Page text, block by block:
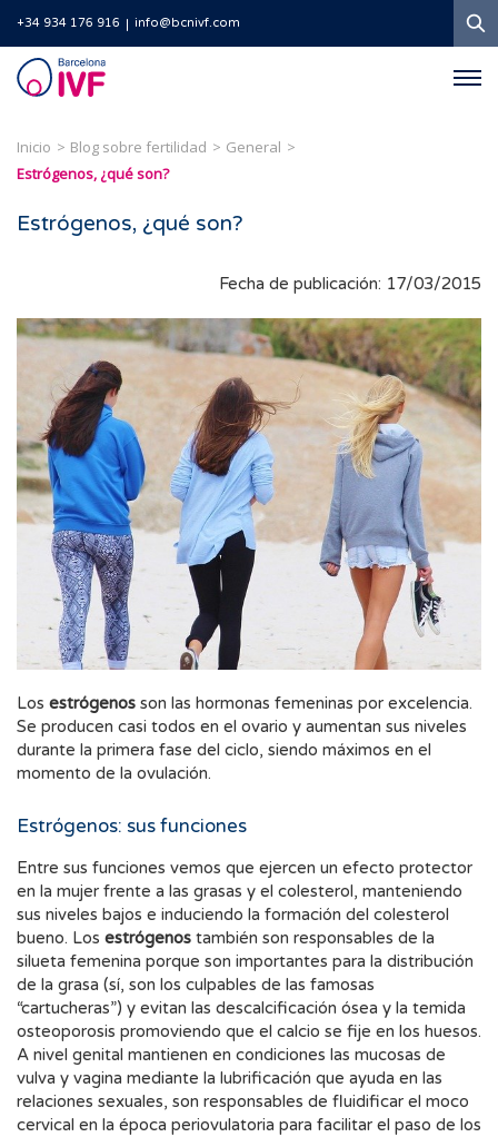
+34 934 176 916 info@bcnivf.com
Barcelona
IVF
Inicio Blog sobre fertilidad
General
Estrógenos, ¿qué son?
Estrógenos, ¿qué son?
Fecha de publicación: 17/03/2015
Los estrógenos son las hormonas femeninas por excelencia.
Se producen casi todos en el ovario y aumentan sus niveles
durante la primera fase del ciclo, siendo máximos en el
momento de la ovulación.
Estrógenos: sus funciones
Entre sus funciones vemos que ejercen un efecto protector
en la mujer frente a las grasas y el colesterol, manteniendo
sus niveles bajos e induciendo la formación del colesterol
bueno. Los estrógenos también son responsables de la
silueta femenina porque son importantes para la distribución
de la grasa (sí, son los culpables de las famosas
“cartucheras”) y evitan las descalcificación ósea y la temida
osteoporosis promoviendo que el calcio se fije en los huesos.
A nivel genital mantienen en condiciones las mucosas de
vulva y vagina mediante la lubrificación que ayuda en las
relaciones sexuales, son responsables de fluidificar el moco
cervical en la época periovulatoria para facilitar el paso de los